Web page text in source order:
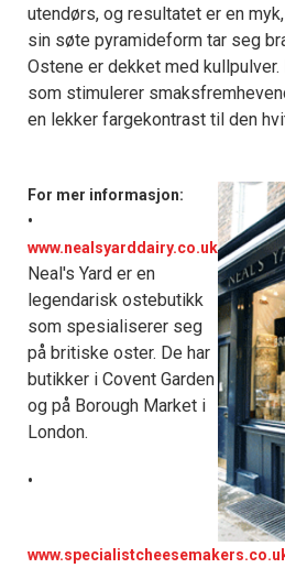
utendørs, og resultatet er en
sin søte pyramideform tar seg
Ostene er dekket med
som stimulerer
en lekker fargekontrast til den
For mer informasjon:
•
www.nealsyarddairy.co.uk
Neal's Yard er en
legendarisk ostebutikk
som spesialiserer seg
på britiske oster. De har
butikker i Covent Garden
og på Borough Market i
London.
•